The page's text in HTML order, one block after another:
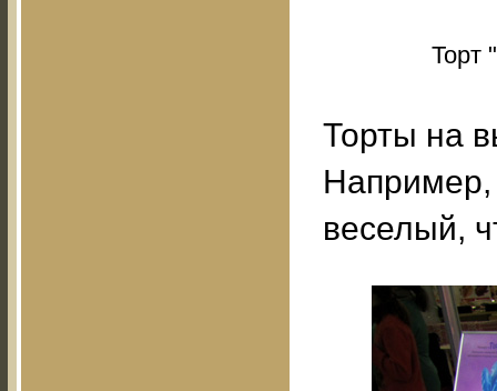
Торт
Торты на
Например,
веселый,